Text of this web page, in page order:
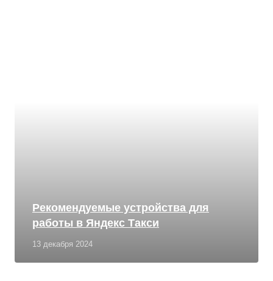
13 декабря 2024
Рекомендуемые устройства для
работы в Яндекс Такси